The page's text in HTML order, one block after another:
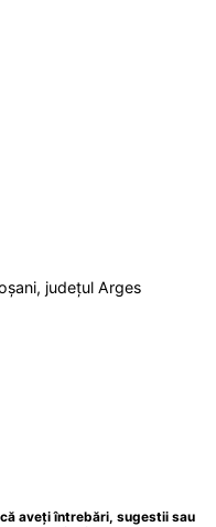
județul Arges
aveți întrebări, sugestii sau